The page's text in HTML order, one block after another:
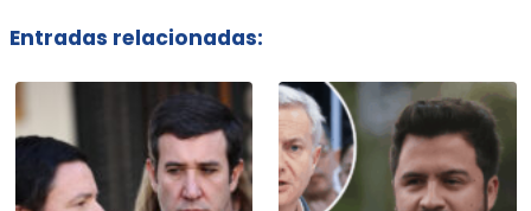
Entradas relacionadas: